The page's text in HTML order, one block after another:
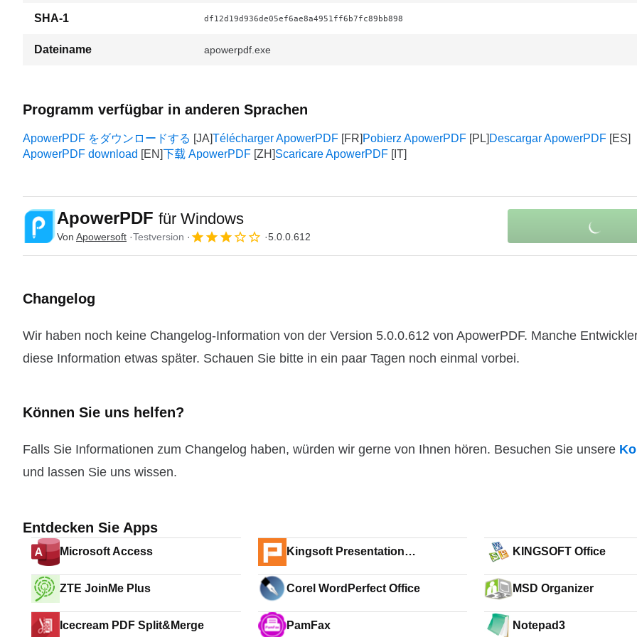
SHA-1 df12d19d936de05ef6ae8a4951ff6b7fc89bb898
Dateiname apowerpdf.exe
Programm verfügbar in anderen Sprachen
ApowerPDF をダウンロードする Télécharger ApowerPDF Pobierz ApowerPDF
Descargar ApowerPDF
ApowerPDF download
下载 ApowerPDF Scaricare ApowerPDF
ApowerPDF für Windows
Von Apowersoft Testversion 5.0.0.612
Changelog
Wir haben noch keine Changelog-Information von der Version 5.0.0.612 von ApowerPDF. Manche
diese Information etwas später. Schauen Sie bitte in ein paar Tagen noch einmal vorbei.
Können Sie uns helfen?
Falls Sie Informationen zum Changelog haben, würden wir gerne von Ihnen hören. Besuchen Sie unsere
und lassen Sie uns wissen.
Entdecken Sie Apps
Microsoft Access
Kingsoft Presentation
Professional
KINGSOFT Office
ZTE JoinMe Plus Corel WordPerfect Office MSD Organizer
Icecream PDF Split&Merge PamFax Notepad3